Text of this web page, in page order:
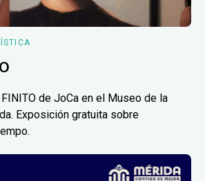
de JoCa en el Museo de la
Exposición gratuita sobre